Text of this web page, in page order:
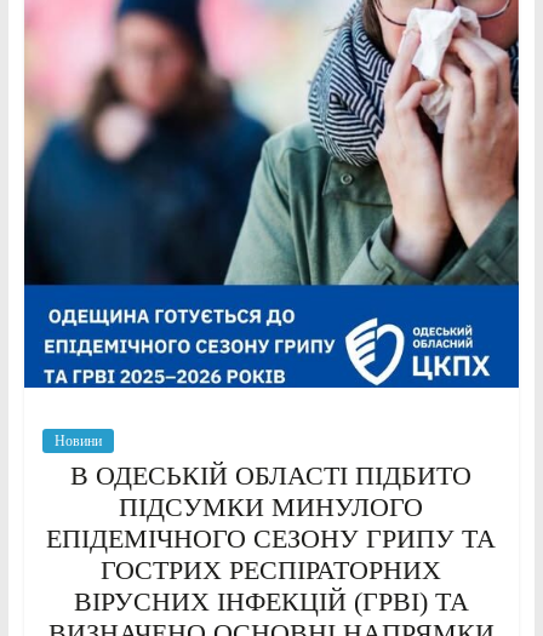
Новини
В ОДЕСЬКІЙ ОБЛАСТІ ПІДБИТО
ПІДСУМКИ МИНУЛОГО
ЕПІДЕМІЧНОГО СЕЗОНУ ГРИПУ ТА
ГОСТРИХ РЕСПІРАТОРНИХ
ВІРУСНИХ ІНФЕКЦІЙ (ГРВІ) ТА